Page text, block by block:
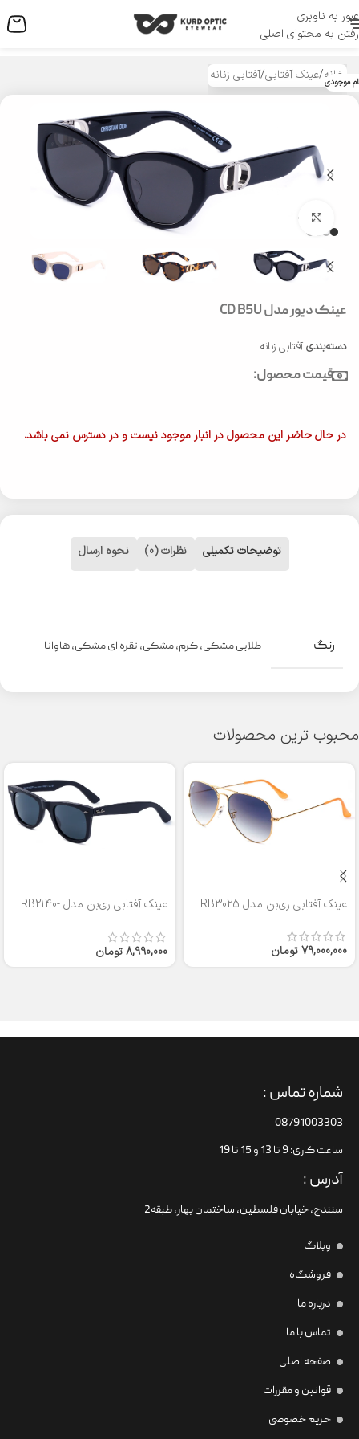
عبور به ناوبری
رفتن به محتوای اصلی
منو
خانه/عینک آفتابی/آفتابی زنانه موجودی
بزرگنمایی تصویر
عینک دیور مدل CD B5U
دسته‌بندی آفتابی زنانه
قیمت محصول:
در حال حاضر این محصول در انبار موجود نیست و در دسترس نمی باشد.
توضیحات تکمیلی نظرات (0) نحوه ارسال
رنگ طلایی مشکی,کرم,مشکی, نقره ای مشکی,هاوانا
محبوب ترین محصولات
عینک آفتابی ری‌بن مدل RB3025
79,000,000تومان
عینک آفتابی ری‌بن مدل RB2140-
8,990,000تومان
شماره تماس :
08791003303
ساعت کاری: 9 تا 13 و 15 تا 19
آدرس :
سنندج، خیابان فلسطین،‌ ساختمان بهار، طبقه2
وبلاگ
فروشگاه
درباره ما
تماس با ما
صفحه اصلی
قوانین و مقررات
حریم خصوصی